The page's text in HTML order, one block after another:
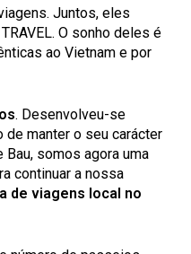
Juntos, eles
O sonho deles é
ao Vietnam e por
. Desenvolveu-se
de manter o seu carácter
somos agora uma
continuar a nossa
de viagens local no